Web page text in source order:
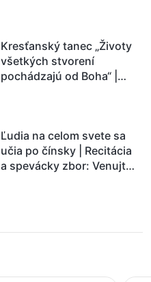
Kresťanský tanec „Životy
všetkých stvorení
pochádzajú od Boha“ |
Ľudia na celom svete sa
učia po čínsky | Recitácia
a spevácky zbor: Venujte